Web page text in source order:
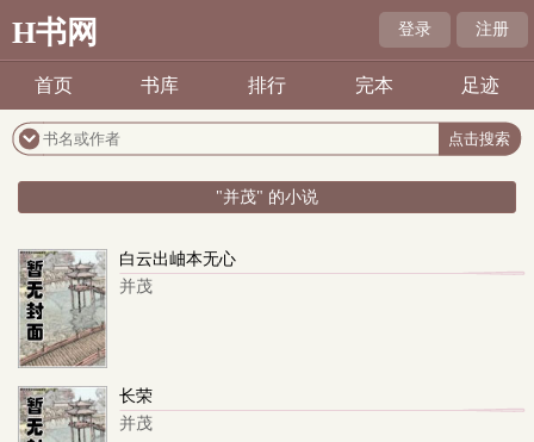
H书网 登录 注册
首页 书库 排行 完本 足迹
"并茂" 的小说
白云出岫本无心
并茂
长荣
并茂